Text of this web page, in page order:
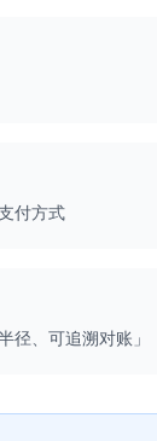
付方式
径、可追溯对账」